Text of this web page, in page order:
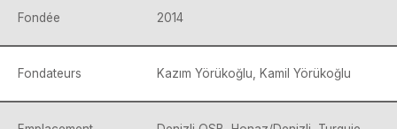
Fondée 2014
Fondateurs Kazım Yörükoğlu, Kamil Yörükoğlu